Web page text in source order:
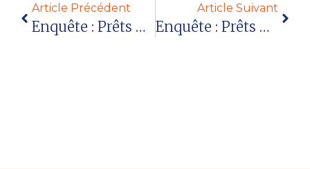
Article Précédent
Enquête : Prêts À Rentrer Le 11 Mai ? – Les Difficultés D’exercice Pendant Le Confinement
Article Suivant
Enquête : Prêts À Rentrer Le 11 Mai ? – Les Difficultés Liées À Chaque Fonction